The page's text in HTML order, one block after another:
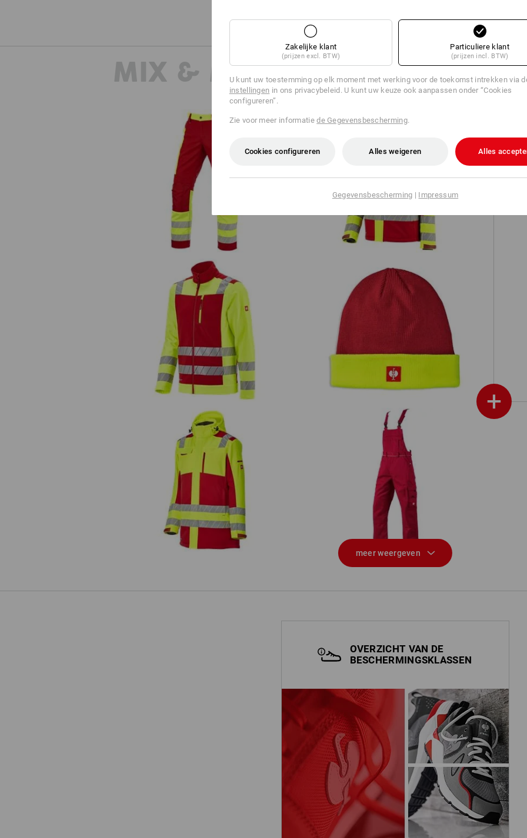
MIX & MATCH
+
Veiligheidswerkbroek e.s.motion 24/7
Veiligheids-softshell-jack e.s.motion
Gebreide muts e.s.motion 24/7
Veiligheids-softshellwinterparka
e.s.motion 24/7
Tuinbroek e.s.classic
meer weergeven
OVERZICHT VAN DE
BESCHERMINGSKLASSEN
Zakelijke klant
(prijzen excl. BTW)
Particuliere klant
(prijzen incl. BTW)
U kunt uw toestemming op elk moment met werking voor de toekomst intrekken via
instellingen in ons privacybeleid. U kunt uw keuze ook aanpassen onder “Cookies
configureren”.
Zie voor meer informatiede Gegevensbescherming.
Cookies configureren Alles weigeren Alles
Gegevensbescherming | Impressum